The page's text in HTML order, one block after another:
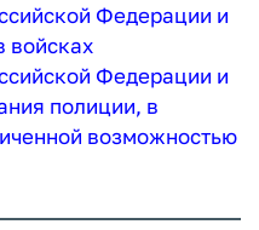
Федерации и
войсках
Федерации и
полиции, в
возможностью